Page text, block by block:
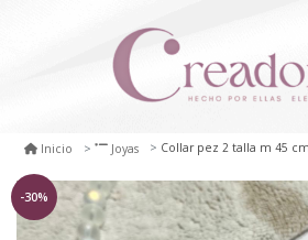
Inicio Joyas Collar pez 2 talla m 45 cm
-30%